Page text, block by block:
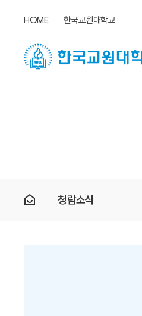
HOME 한국교원대학교
청람소식